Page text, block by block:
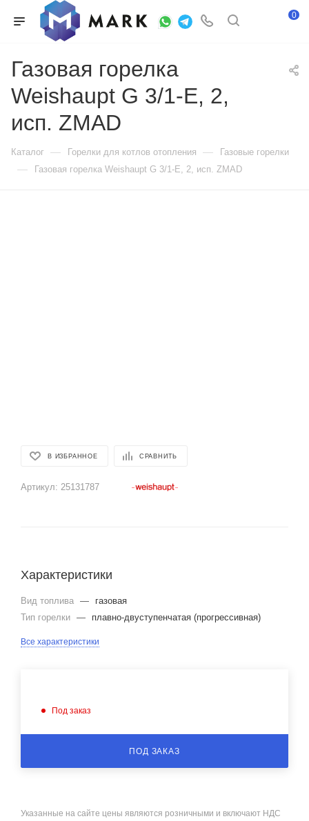
0
Газовая горелка
Weishaupt G 3/1-E, 2,
исп. ZMAD
Каталог — Горелки для котлов отопления — Газовые горелки
— Газовая горелка Weishaupt G 3/1-E, 2, исп. ZMAD
В ИЗБРАННОЕ СРАВНИТЬ
Артикул: 25131787
Характеристики
Вид топлива —
газовая
Тип горелки — плавно-двуступенчатая (прогрессивная)
Все характеристики
Под заказ
ПОД ЗАКАЗ
Указанные на сайте цены являются розничными и включают НДС